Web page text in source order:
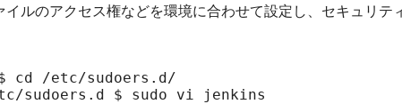
ルのアクセス権などを環境に合わせて設定し、セキュリテ
cd /etc/sudoers.d/
sudoers.d $ sudo vi jenkins